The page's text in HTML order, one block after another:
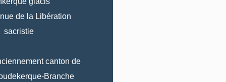
de la Libération
sacristie
canton de
Branche